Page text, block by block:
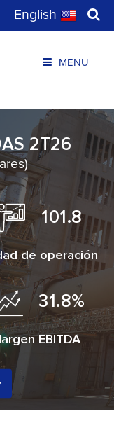
English
MENU
2T26
101.8
de operación
31.8%
EBITDA